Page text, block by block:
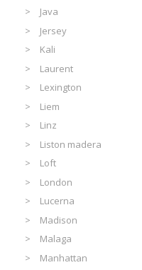
Java
Jersey
Kali
Laurent
Lexington
Liem
Linz
Liston madera
Loft
London
Lucerna
Madison
Malaga
Manhattan